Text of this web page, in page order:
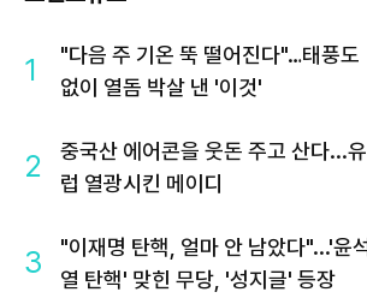
1
"다음 주 기온 뚝 떨어진다"…태풍도
없이 열돔 박살 낸 '이것'
2
중국산 에어콘을 웃돈 주고 산다...유
럽 열광시킨 메이디
3
"이재명 탄핵, 얼마 안 남았다"...'윤
열 탄핵' 맞힌 무당, '성지글' 등장